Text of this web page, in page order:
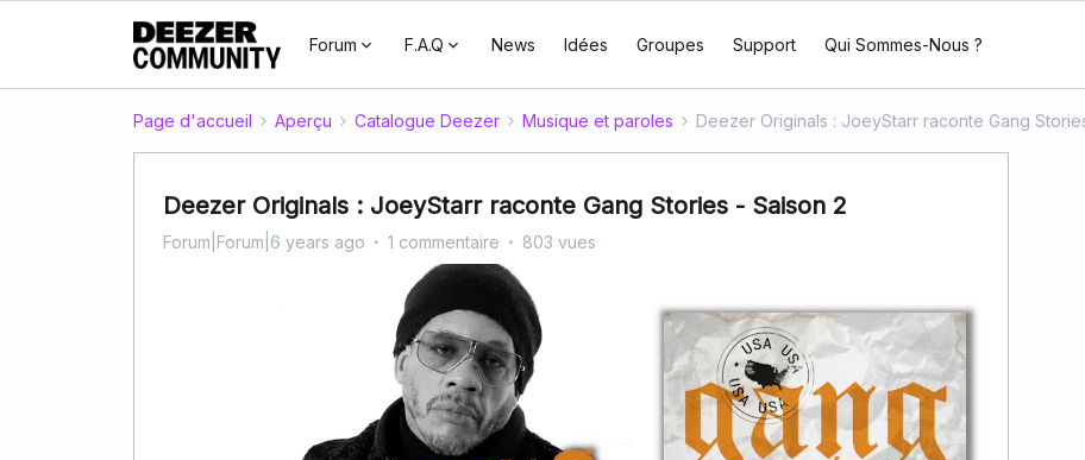
Forum F.A.Q News Idées Groupes Support Qui Sommes-Nous ?
Page d'accueil Aperçu Catalogue Deezer Musique et paroles Deezer Originals : JoeyStarr raconte Gang
Deezer Originals : JoeyStarr raconte Gang Stories - Saison 2
Forum|Forum|6 years ago 1 commentaire 803 vues